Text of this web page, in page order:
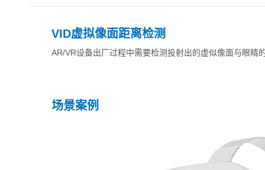
VID虚拟像面距离检测
AR/VR设备出厂过程中需要检测投射出的虚似像面与眼
场景案例